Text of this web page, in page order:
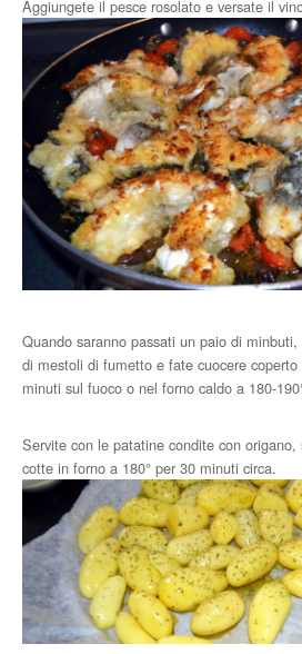
Aggiungete il pesce rosolato e versate il
Quando saranno passati un paio di
di mestoli di fumetto e fate cuocere coperto
minuti sul fuoco o nel forno caldo a 180-
Servite con le patatine condite con
cotte in forno a 180° per 30 minuti circa.